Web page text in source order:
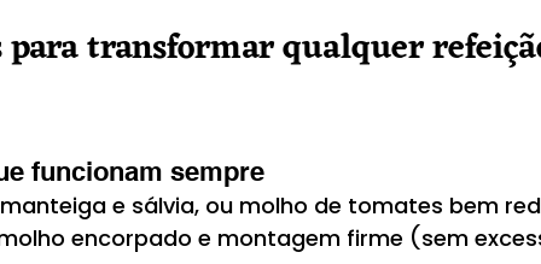
para transformar qualquer
funcionam sempre
e sálvia, ou molho de tomates bem
encorpado e montagem firme (sem